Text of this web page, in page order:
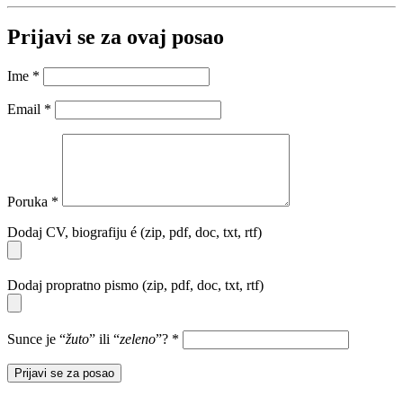
Prijavi se za ovaj posao
Ime *
Email *
Poruka *
Dodaj CV, biografiju é (zip, pdf, doc, txt, rtf)
Dodaj propratno pismo (zip, pdf, doc, txt, rtf)
Sunce je “žuto” ili “zeleno”? *